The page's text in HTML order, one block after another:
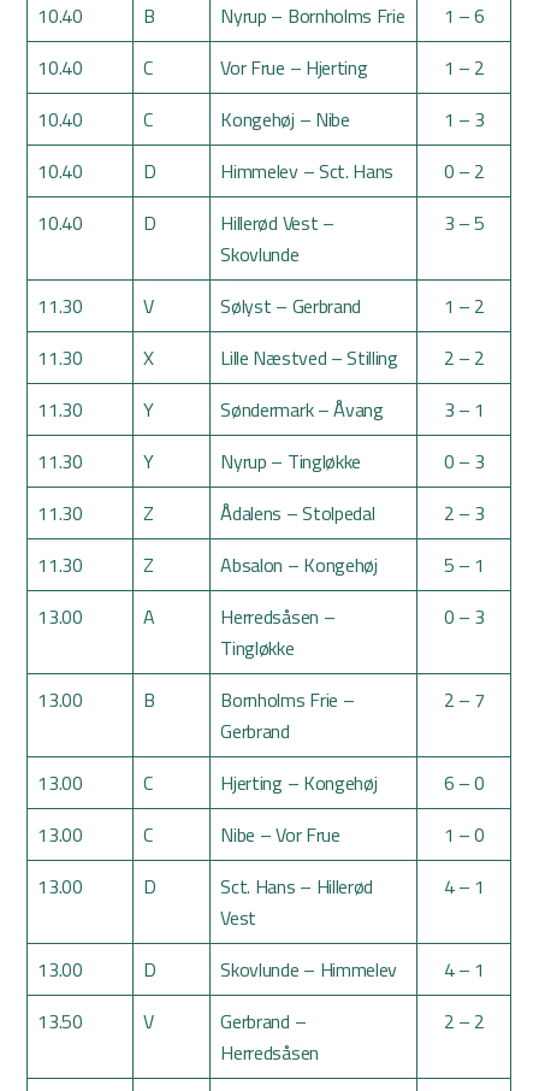
10.40
B Nyrup – Bornholms Frie
1 – 6
10.40
C Vor Frue – Hjerting
1 – 2
10.40
C Kongehøj – Nibe
1 – 3
10.40
D Himmelev – Sct. Hans
0 – 2
10.40
D
Hillerød Vest –
Skovlunde
3 – 5
11.30 V Sølyst – Gerbrand
1 – 2
11.30
X Lille Næstved – Stilling
2 – 2
11.30
Y Søndermark – Åvang
3 – 1
11.30
Y Nyrup – Tingløkke
0 – 3
11.30
Z Ådalens – Stolpedal
2 – 3
11.30
Z Absalon – Kongehøj
5 – 1
13.00
A
Herredsåsen –
Tingløkke
0 – 3
13.00 B
Bornholms Frie –
Gerbrand
2 – 7
13.00 C Hjerting – Kongehøj
6 – 0
13.00
C Nibe – Vor Frue
1 – 0
13.00
D
Sct. Hans – Hillerød
Vest
4 – 1
13.00 D Skovlunde – Himmelev
4 – 1
13.50
V
Gerbrand –
Herredsåsen
2 – 2